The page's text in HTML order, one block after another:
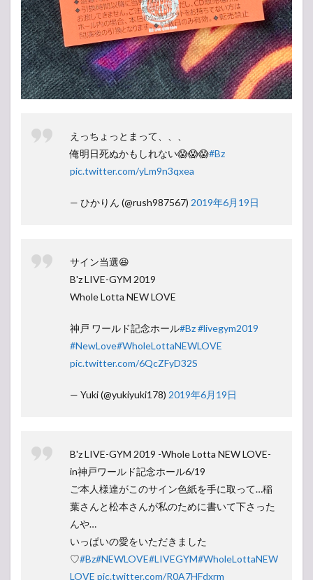
えっちょっとまって、、、
俺明日死ぬかもしれない😱😱😱#Bz
pic.twitter.com/yLm9n3qxea
— ひかりん (@rush987567) 2019年6月19日
サイン当選😆
B'z LIVE-GYM 2019
Whole Lotta NEW LOVE
神戸 ワールド記念ホール#Bz#livegym2019
#NewLove#WholeLottaNEWLOVE
pic.twitter.com/6QcZFyD32S
— Yuki (@yukiyuki178) 2019年6月19日
B'z LIVE-GYM 2019 -Whole Lotta NEW LOVE-
in神戸ワールド記念ホール6/19
ご本人様達がこのサイン色紙を手に取って…稲
葉さんと松本さんが私のために書いて下さった
んや…
いっぱいの愛をいただきました
♡#Bz#NEWLOVE#LIVEGYM#WholeLottaNEW
LOVE pic.twitter.com/R0A7HFdxrm